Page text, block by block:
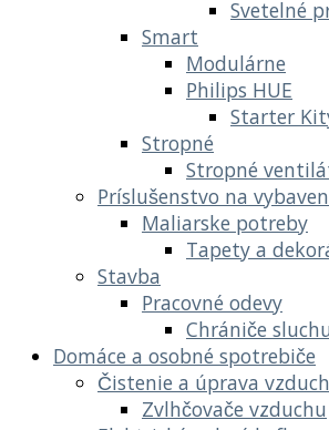
Svetelné
Smart
Modulárne
Philips HUE
Starter
Stropné
Stropné
Príslušenstvo na
Maliarske potreby
Tapety a
Stavba
Pracovné odevy
Chrániče
Domáce a osobné spotrebiče
Čistenie a úprava
Zvlhčovače vzduchu